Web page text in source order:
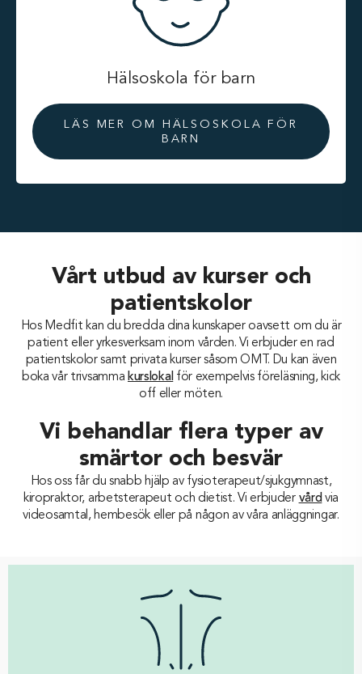
Hälsoskola för barn
LÄS MER OM HÄLSOSKOLA FÖR
BARN
Vårt utbud av kurser och
patientskolor
Hos Medfit kan du bredda dina kunskaper oavsett om du är
patient eller yrkesverksam inom vården. Vi erbjuder en rad
patientskolor samt privata kurser såsom OMT. Du kan även
boka vår trivsamma kurslokal för exempelvis föreläsning, kick
off eller möten.
Vi behandlar flera typer av
smärtor och besvär
Hos oss får du snabb hjälp av fysioterapeut/sjukgymnast,
kiropraktor, arbetsterapeut och dietist. Vi erbjuder vård via
videosamtal, hembesök eller på någon av våra anläggningar.